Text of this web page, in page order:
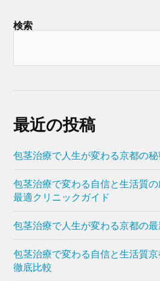
検索
最近の投稿
包茎治療で人生が変わる京都の
包茎治療で変わる自信と生活質
最適クリニックガイド
包茎治療で人生が変わる京都の
包茎治療で変わる自信と生活質
徹底比較